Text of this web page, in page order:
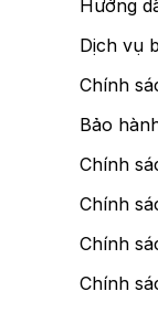
Hướng
Dịch vụ
Chính
Bảo
Chính
Chính
Chính
Chính